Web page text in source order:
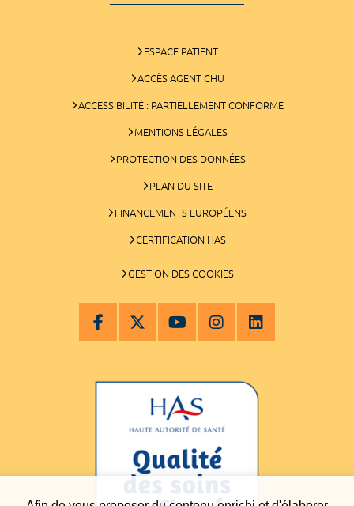
ESPACE PATIENT
ACCÈS AGENT CHU
ACCESSIBILITÉ : PARTIELLEMENT CONFORME
MENTIONS LÉGALES
PROTECTION DES DONNÉES
PLAN DU SITE
FINANCEMENTS EUROPÉENS
CERTIFICATION HAS
GESTION DES COOKIES